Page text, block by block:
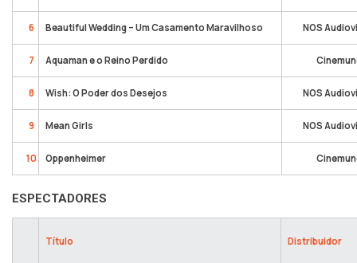
6 Beautiful Wedding – Um Casamento Maravilhoso NOS
7 Aquaman e o Reino Perdido
8 Wish: O Poder dos Desejos NOS
9 Mean Girls NOS
10 Oppenheimer
ESPECTADORES
Título Distribuidor